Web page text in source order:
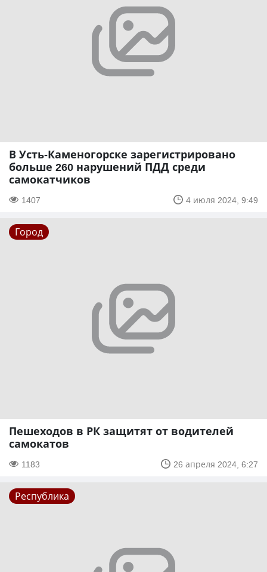
В Усть-Каменогорске зарегистрировано
больше 260 нарушений ПДД среди
самокатчиков
1407 4 июля 2024, 9:49
Город
Пешеходов в РК защитят от водителей
самокатов
1183 26 апреля 2024, 6:27
Республика